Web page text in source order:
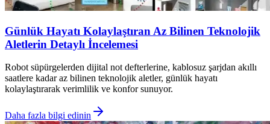
Günlük Hayatı Kolaylaştıran Az Bilinen Teknolojik
Aletlerin Detaylı İncelemesi
Robot süpürgelerden dijital not defterlerine, kablosuz şarjdan akıllı
saatlere kadar az bilinen teknolojik aletler, günlük hayatı
kolaylaştırarak verimlilik ve konfor sunuyor.
Daha fazla bilgi edinin